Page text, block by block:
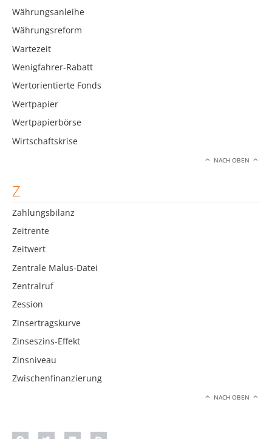
Währungsanleihe
Währungsreform
Wartezeit
Wenigfahrer-Rabatt
Wertorientierte Fonds
Wertpapier
Wertpapierbörse
Wirtschaftskrise
NACH OBEN
Z
Zahlungsbilanz
Zeitrente
Zeitwert
Zentrale Malus-Datei
Zentralruf
Zession
Zinsertragskurve
Zinseszins-Effekt
Zinsniveau
Zwischenfinanzierung
NACH OBEN